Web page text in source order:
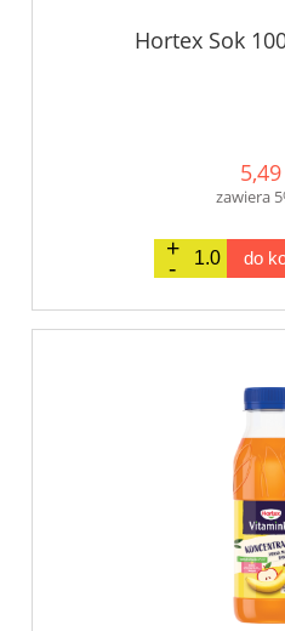
Hortex Sok
5,49
zawiera
do